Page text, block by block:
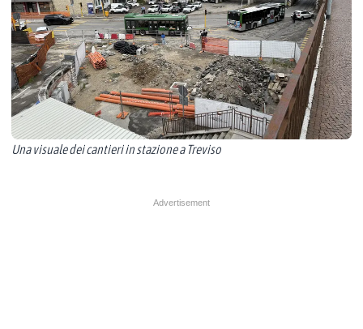
Una visuale dei cantieri in stazione a Treviso